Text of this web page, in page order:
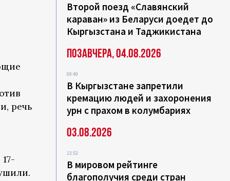
речь
Второй поезд «Славянский
караван» из Беларуси доедет до
Кыргызстана и Таджикистана
Позавчера, 04.08.2026
09:49
В Кыргызстане запретили
кремацию людей и захоронения
урн с прахом в колумбариях
03.08.2026
13:53
В мировом рейтинге
благополучия среди стран